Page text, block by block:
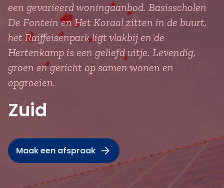
een gevarieerd woningaanbod. Basisscholen
De Fontein en Het Koraal zitten in de buurt,
het Raiffeisenpark ligt vlakbij en de
Hertenkamp is een geliefd uitje. Levendig,
groen en gericht op samen wonen en
opgroeien.
Zuid
Maak een afspraak